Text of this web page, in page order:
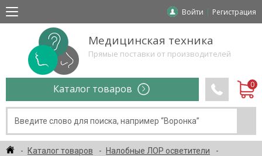
Войти Регистрация
Медицинская техника
Прямые поставки от производителей
Каталог товаров
Каталог товаров
Налобные ЛОР осветители